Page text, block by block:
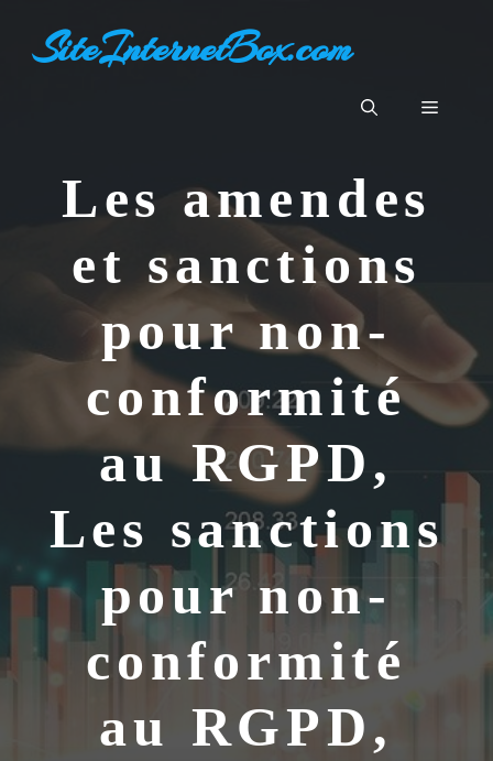
contenuSiteInternetBox.com
Menu
Les amendes
et sanctions
pour non-
conformité
au RGPD,
Les sanctions
pour non-
conformité
au RGPD,